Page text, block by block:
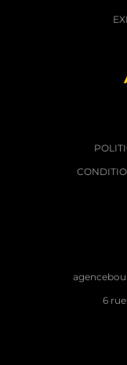
6